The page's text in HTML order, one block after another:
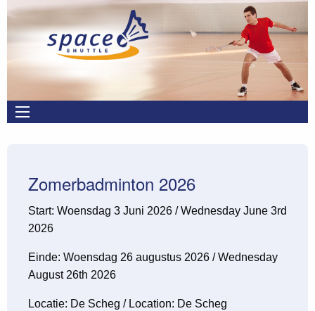
Overslaan en naar de inhoud gaan
Main
navigation
Zomerbadminton 2026
Start: Woensdag 3 Juni 2026 / Wednesday June 3rd
2026
Einde: Woensdag 26 augustus 2026 / Wednesday
August 26th 2026
Locatie: De Scheg / Location: De Scheg